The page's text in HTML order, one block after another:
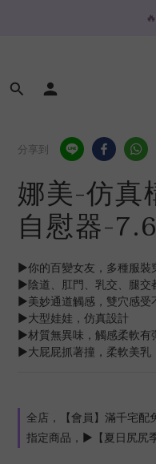
💌
分享到
娜美-仿真
自慰器-
▶你的百變女友，多種服裝
▶陰道、肛門、乳交、腿交
▶美妙通道觸感，雙穴感受
▶大型娃娃，仿真設計
▶材質無異味，觸感柔軟有
▶大屁屁抓著撞，柔軟美乳
全店，【會員】滿千宅配
指定商品，►【夏日尻尻